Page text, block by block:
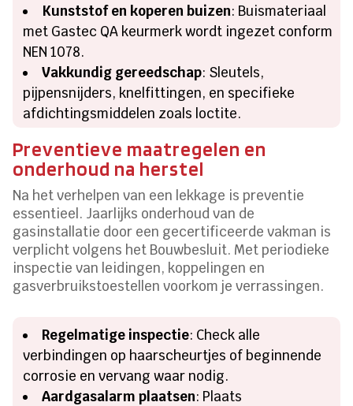
Kunststof en koperen buizen: Buismateriaal
met Gastec QA keurmerk wordt ingezet conform
NEN 1078.
Vakkundig gereedschap: Sleutels,
pijpensnijders, knelfittingen, en specifieke
afdichtingsmiddelen zoals loctite.
Preventieve maatregelen en
onderhoud na herstel
Na het verhelpen van een lekkage is preventie
essentieel. Jaarlijks onderhoud van de
gasinstallatie door een gecertificeerde vakman is
verplicht volgens het Bouwbesluit. Met periodieke
inspectie van leidingen, koppelingen en
gasverbruikstoestellen voorkom je verrassingen.
Regelmatige inspectie: Check alle
verbindingen op haarscheurtjes of beginnende
corrosie en vervang waar nodig.
Aardgasalarm plaatsen: Plaats